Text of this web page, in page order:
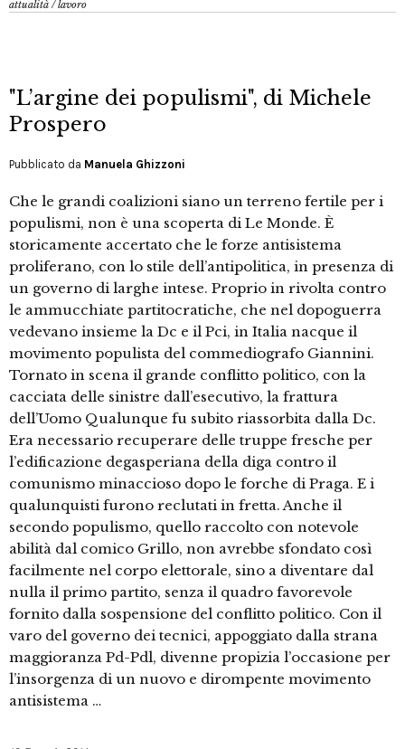
attualità /lavoro
"L’argine dei populismi", di Michele
Prospero
Pubblicato da Manuela Ghizzoni
Che le grandi coalizioni siano un terreno fertile per i
populismi, non è una scoperta di Le Monde. È
storicamente accertato che le forze antisistema
proliferano, con lo stile dell’antipolitica, in presenza di
un governo di larghe intese. Proprio in rivolta contro
le ammucchiate partitocratiche, che nel dopoguerra
vedevano insieme la Dc e il Pci, in Italia nacque il
movimento populista del commediografo Giannini.
Tornato in scena il grande conflitto politico, con la
cacciata delle sinistre dall’esecutivo, la frattura
dell’Uomo Qualunque fu subito riassorbita dalla Dc.
Era necessario recuperare delle truppe fresche per
l’edificazione degasperiana della diga contro il
comunismo minaccioso dopo le forche di Praga. E i
qualunquisti furono reclutati in fretta. Anche il
secondo populismo, quello raccolto con notevole
abilità dal comico Grillo, non avrebbe sfondato così
facilmente nel corpo elettorale, sino a diventare dal
nulla il primo partito, senza il quadro favorevole
fornito dalla sospensione del conflitto politico. Con il
varo del governo dei tecnici, appoggiato dalla strana
maggioranza Pd-Pdl, divenne propizia l’occasione per
l’insorgenza di un nuovo e dirompente movimento
antisistema …